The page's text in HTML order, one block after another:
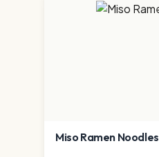
Miso Ramen Noodles